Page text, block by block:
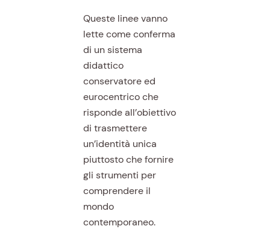
Queste linee vanno
lette come conferma
di un sistema
didattico
conservatore ed
eurocentrico che
risponde all’obiettivo
di trasmettere
un’identità unica
piuttosto che fornire
gli strumenti per
comprendere il
mondo
contemporaneo.